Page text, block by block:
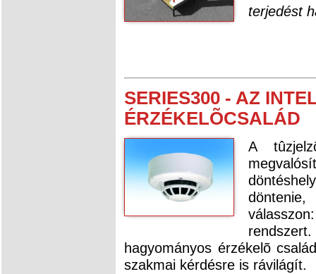
terjedést
SERIES300 - AZ
ÉRZÉKELÕCSALÁD
A
hagyományos érzékelõ
szakmai kérdésre is rávilágít.